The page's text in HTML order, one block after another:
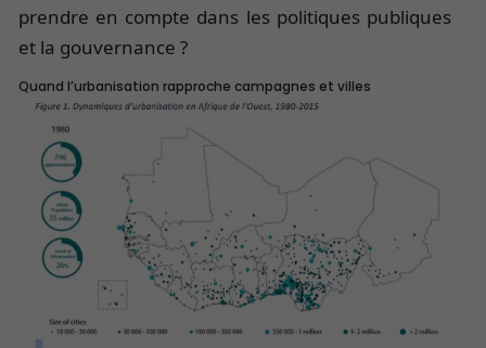
prendre en compte dans les politiques publiques
et la gouvernance ?
Quand l’urbanisation rapproche campagnes et villes